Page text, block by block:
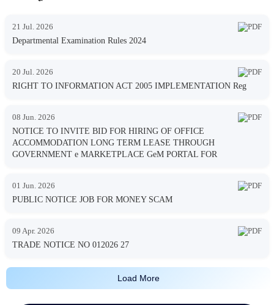
21 Jul. 2026
Departmental Examination Rules 2024
20 Jul. 2026
RIGHT TO INFORMATION ACT 2005 IMPLEMENTATION Reg
08 Jun. 2026
NOTICE TO INVITE BID FOR HIRING OF OFFICE
ACCOMMODATION LONG TERM LEASE THROUGH
GOVERNMENT e MARKETPLACE GeM PORTAL FOR
01 Jun. 2026
PUBLIC NOTICE JOB FOR MONEY SCAM
09 Apr. 2026
TRADE NOTICE NO 012026 27
Load More